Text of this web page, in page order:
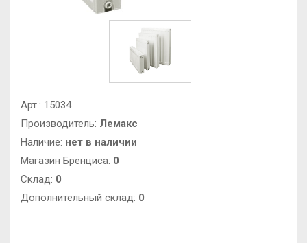
Арт.: 15034
Производитель: Лемакс
Наличие: нет в наличии
Магазин Бренциса: 0
Cклад: 0
Дополнительный склад: 0